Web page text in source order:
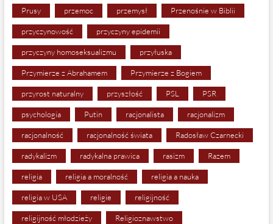
Prusy przemoc przemysł Przenośnie w Biblii
przyczynowość przyczyny epidemii
przyczyny homoseksualizmu przyłuska
Przymierze z Abrahamem Przymierze z Bogiem
przyrost naturalny przyszłość PSL PSR
psychologia Putin racjonalista racjonalizm
racjonalność racjonalność świata Radosław Czarnecki
radykalizm radykalna prawica rasizm Razem
religia religia a moralność religia a nauka
religia w USA religie religijność
religijność młodzieży Religioznawstwo